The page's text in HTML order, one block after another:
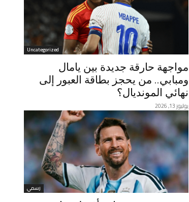
Uncategorized
مواجهة حارقة جديدة بين يامال
ومبابي.. من يحجز بطاقة العبور إلى
نهائي المونديال؟
يوليوز 13, 2026
رسمي